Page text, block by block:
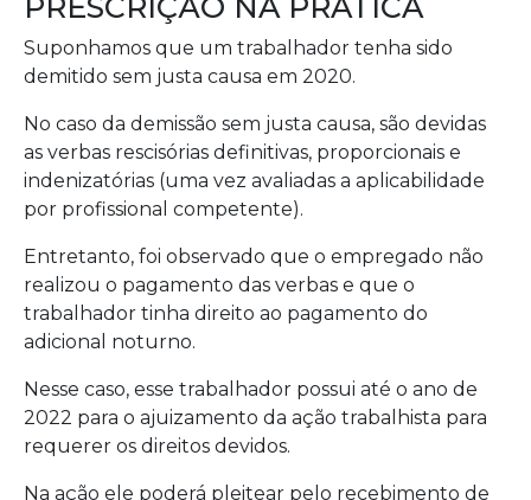
PRESCRIÇÃO NA PRÁTICA
Suponhamos que um trabalhador tenha sido
demitido sem justa causa em 2020.
No caso da demissão sem justa causa, são devidas
as verbas rescisórias definitivas, proporcionais e
indenizatórias (uma vez avaliadas a aplicabilidade
por profissional competente).
Entretanto, foi observado que o empregado não
realizou o pagamento das verbas e que o
trabalhador tinha direito ao pagamento do
adicional noturno.
Nesse caso, esse trabalhador possui até o ano de
2022 para o ajuizamento da ação trabalhista para
requerer os direitos devidos.
Na ação ele poderá pleitear pelo recebimento de